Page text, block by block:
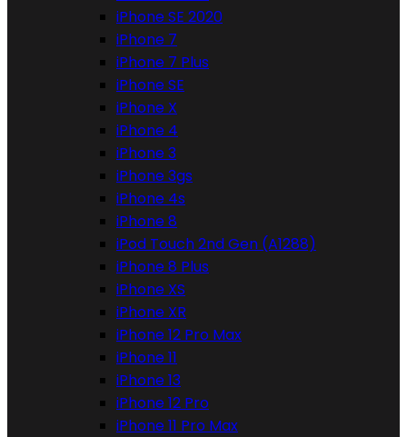
iPhone SE 2020
iPhone 7
iPhone 7 Plus
iPhone SE
iPhone X
iPhone 4
iPhone 3
iPhone 3gs
iPhone 4s
iPhone 8
iPod Touch 2nd Gen (A1288)
iPhone 8 Plus
iPhone XS
iPhone XR
iPhone 12 Pro Max
iPhone 11
iPhone 13
iPhone 12 Pro
iPhone 11 Pro Max